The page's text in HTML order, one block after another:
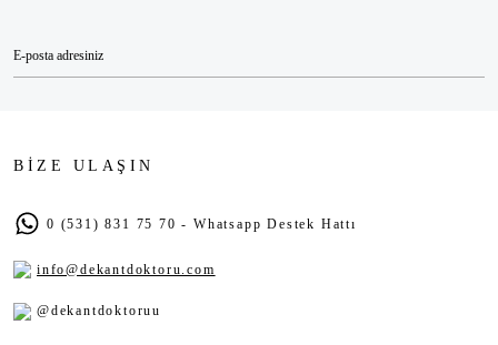
BİZE ULAŞIN
0 (531) 831 75 70 - Whatsapp Destek Hattı
info@dekantdoktoru.com
@dekantdoktoruu